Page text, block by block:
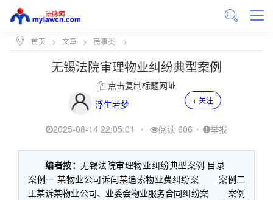
首页 > 文章 > 民事类 >
无锡法院审理物业纠纷典型案例
点击复制标题网址
浮生若梦
+ 关注
2025-08-14 22:05:01 • 阅读 606 • 举报
编者按：无锡法院审理物业纠纷典型案例 目录
案例一 某物业公司诉闫某追索物业费纠纷案 案例二
王某诉某物业公司、业委会物业服务合同纠纷案 案例